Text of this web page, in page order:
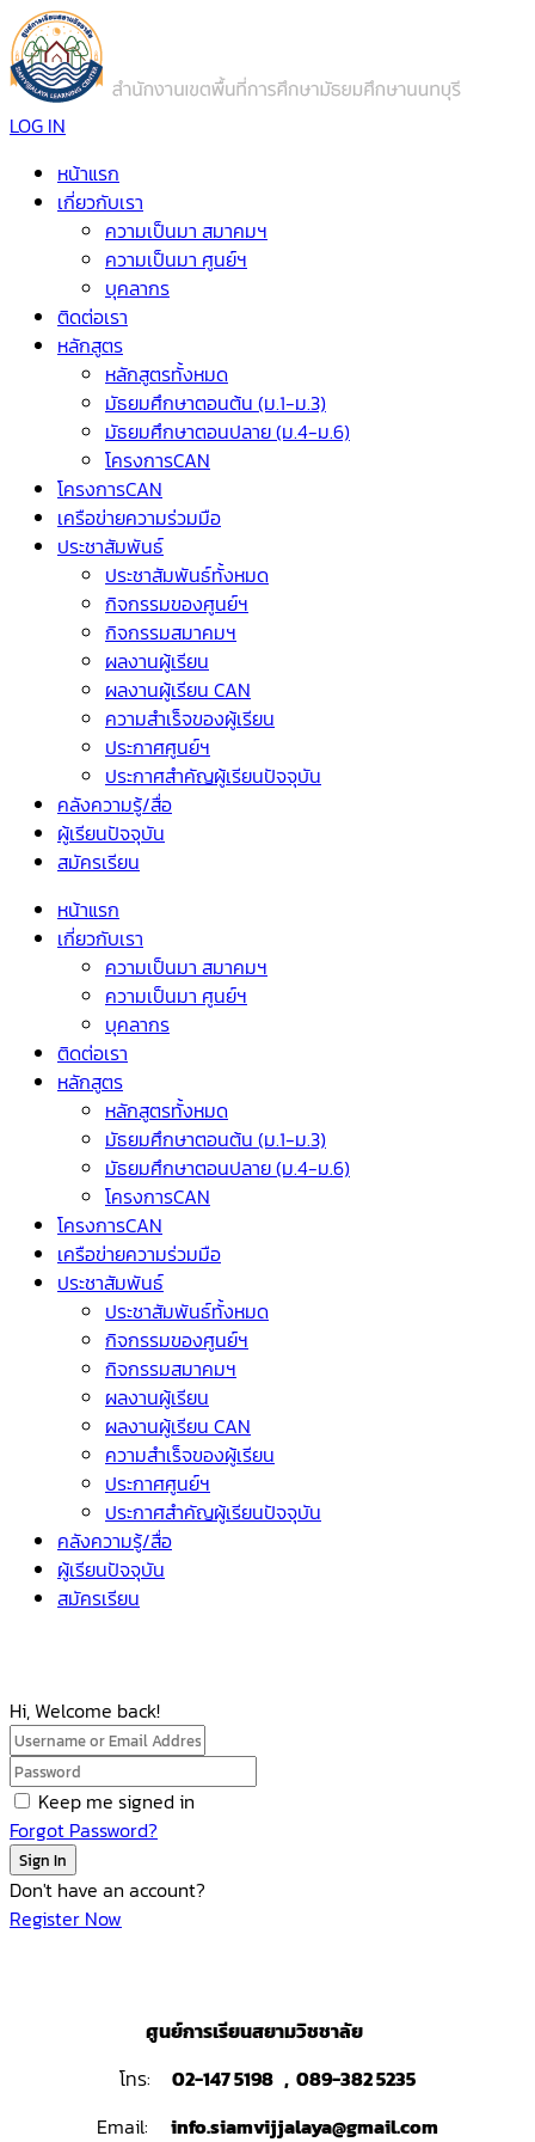
LOG IN
หน้าแรก
เกี่ยวกับเรา
ความเป็นมา สมาคมฯ
ความเป็นมา ศูนย์ฯ
บุคลากร
ติดต่อเรา
หลักสูตร
หลักสูตรทั้งหมด
มัธยมศึกษาตอนต้น (ม.1-ม.3)
มัธยมศึกษาตอนปลาย (ม.4-ม.6)
โครงการCAN
โครงการCAN
เครือข่ายความร่วมมือ
ประชาสัมพันธ์
ประชาสัมพันธ์ทั้งหมด
กิจกรรมของศูนย์ฯ
กิจกรรมสมาคมฯ
ผลงานผู้เรียน
ผลงานผู้เรียน CAN
ความสำเร็จของผู้เรียน
ประกาศศูนย์ฯ
ประกาศสำคัญผู้เรียนปัจจุบัน
คลังความรู้/สื่อ
ผู้เรียนปัจจุบัน
สมัครเรียน
หน้าแรก
เกี่ยวกับเรา
ความเป็นมา สมาคมฯ
ความเป็นมา ศูนย์ฯ
บุคลากร
ติดต่อเรา
หลักสูตร
หลักสูตรทั้งหมด
มัธยมศึกษาตอนต้น (ม.1-ม.3)
มัธยมศึกษาตอนปลาย (ม.4-ม.6)
โครงการCAN
โครงการCAN
เครือข่ายความร่วมมือ
ประชาสัมพันธ์
ประชาสัมพันธ์ทั้งหมด
กิจกรรมของศูนย์ฯ
กิจกรรมสมาคมฯ
ผลงานผู้เรียน
ผลงานผู้เรียน CAN
ความสำเร็จของผู้เรียน
ประกาศศูนย์ฯ
ประกาศสำคัญผู้เรียนปัจจุบัน
คลังความรู้/สื่อ
ผู้เรียนปัจจุบัน
สมัครเรียน
Hi, Welcome back!
Keep me signed in
Forgot Password?
Sign In
Don't have an account?
Register Now
ศูนย์การเรียนสยามวิชชาลัย
โทร:
02-147 5198 , 089-382 5235
Email:
info.siamvijjalaya@gmail.com